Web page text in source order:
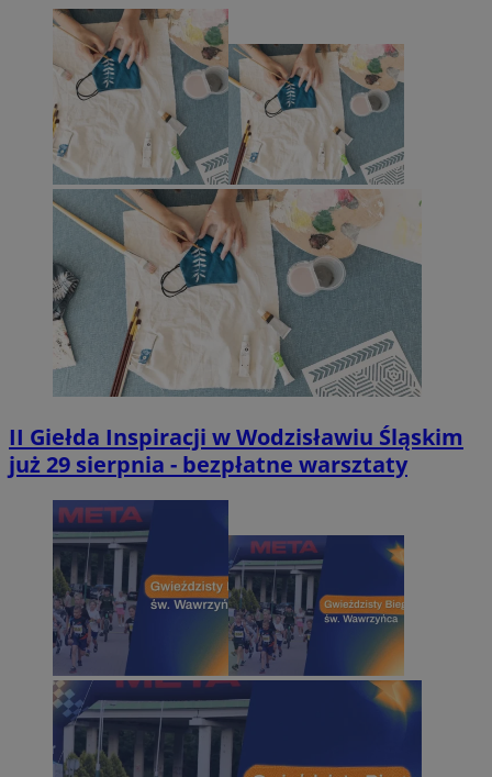
II Giełda Inspiracji w Wodzisławiu Śląskim
już 29 sierpnia - bezpłatne warsztaty